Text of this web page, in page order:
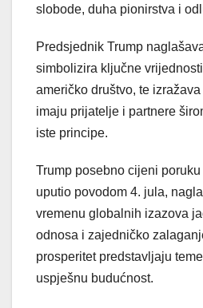
slobode, duha pionirstva i
Predsjednik Trump
simbolizira ključne
američko društvo, te
imaju prijatelje i partnere
iste principe.
Trump posebno cijeni
uputio povodom 4. jula,
vremenu globalnih izazova
odnosa i zajedničko
prosperitet predstavljaju
uspješnu budućnost.